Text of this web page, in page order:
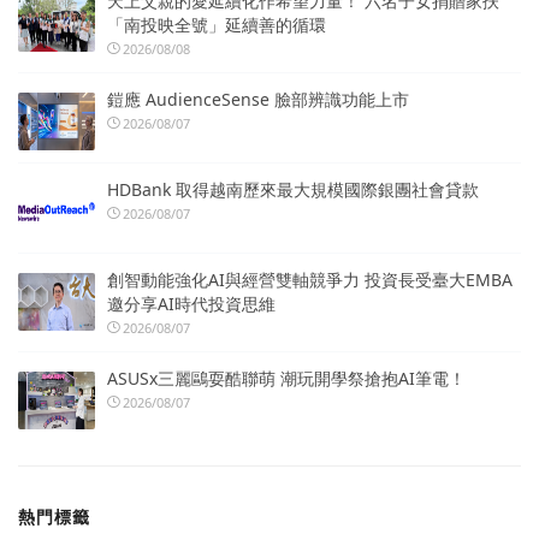
「南投映全號」延續善的循環
2026/08/08
鎧應 AudienceSense 臉部辨識功能上市
2026/08/07
HDBank 取得越南歷來最大規模國際銀團社會貸款
2026/08/07
創智動能強化AI與經營雙軸競爭力 投資長受臺大EMBA
邀分享AI時代投資思維
2026/08/07
ASUSx三麗鷗耍酷聯萌 潮玩開學祭搶抱AI筆電！
2026/08/07
熱門標籤